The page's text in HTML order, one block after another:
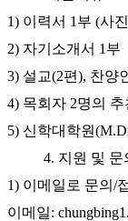
브
국
주
야
우
비
아
1) 이력서 1 부 (사
2) 자기소개서 1 부
3) 설교(2편), 찬양
4) 목회자 2명의 추
5) 신학대학원
4. 지원 및 문
1) 이메일로 문의 /
이메일: